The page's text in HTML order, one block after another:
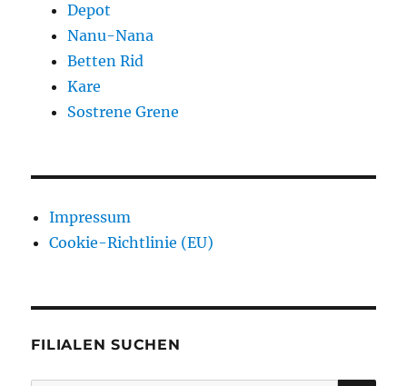
Depot
Nanu-Nana
Betten Rid
Kare
Sostrene Grene
Impressum
Cookie-Richtlinie (EU)
FILIALEN SUCHEN